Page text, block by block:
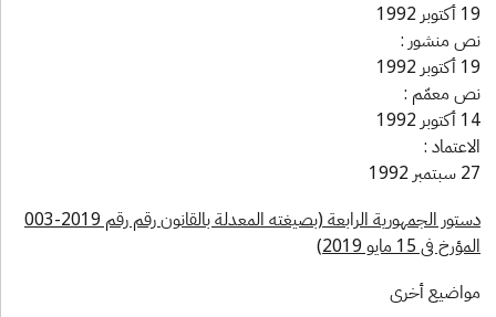
منشور :
معمّم :
:
دستور الجمهورية الرابعة (بصيغته المعدلة بالقانون رقم رقم 2019-003
في 15 مايو 2019)
أخرى